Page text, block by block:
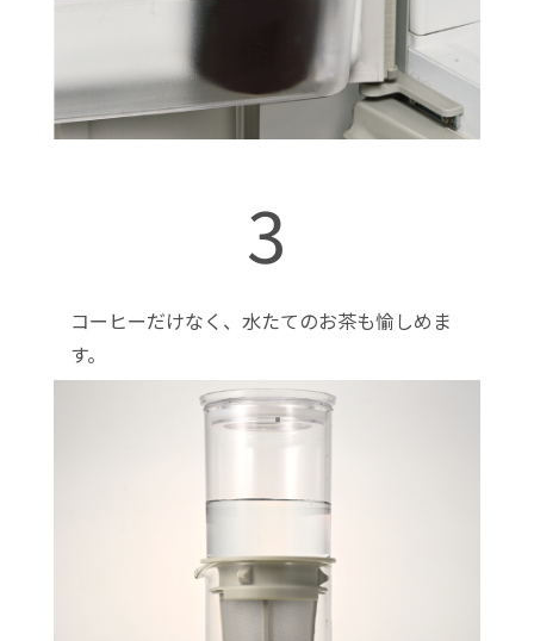
3
コーヒーだけなく、水たてのお茶も愉しめま
す。